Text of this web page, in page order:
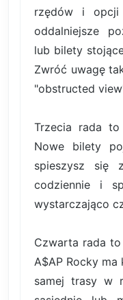
rzędów i opcji
oddalniejsze
lub bilety
Zwróć uwagę
"obstructed
Trzecia rada
Nowe bilety
spieszysz się
codziennie i
wystarczająco
Czwarta rada
A$AP Rocky
samej trasy w